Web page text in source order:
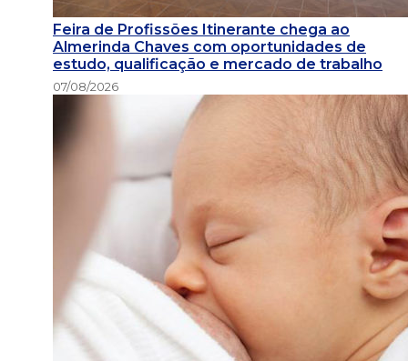
Feira de Profissões Itinerante chega ao
Almerinda Chaves com oportunidades de
estudo, qualificação e mercado de trabalho
07/08/2026